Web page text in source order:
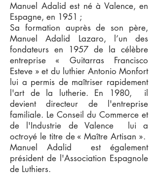
Manuel Adalid est né à Valence, en
Espagne, en 1951 ;
Sa formation auprès de son père,
Manuel Adalid Lazaro, l’un des
fondateurs en 1957 de la célèbre
entreprise « Guitarras Francisco
Esteve » et du luthier Antonio Monfort
lui a permis de maîtriser rapidement
l'art de la lutherie. En 1980, il
devient directeur de l'entreprise
familiale. Le Conseil du Commerce et
de l'Industrie de Valence lui a
octroyé le titre de « Maître Artisan ».
Manuel Adalid est également
président de l'Association Espagnole
de Luthiers.